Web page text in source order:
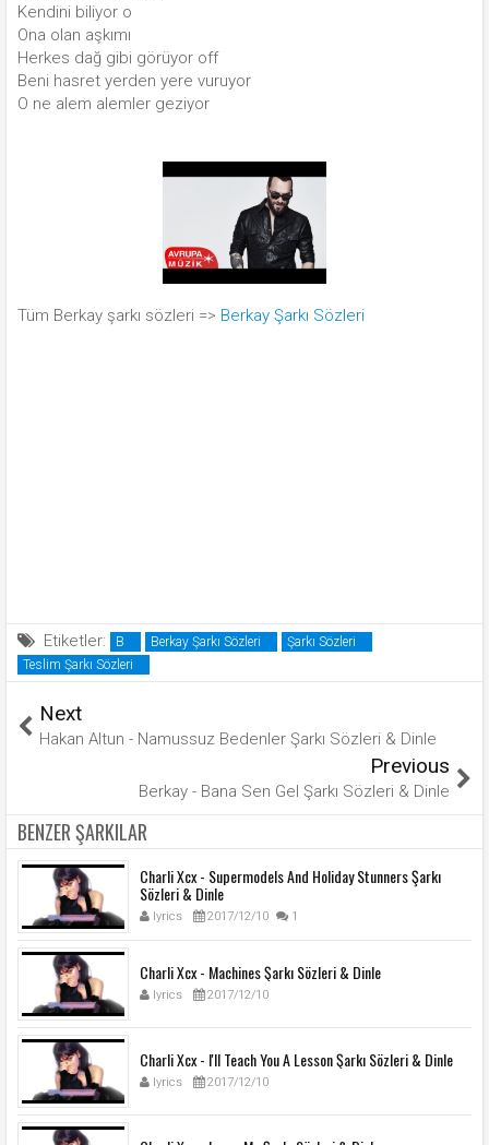
Kendini biliyor o
Ona olan aşkımı
Herkes dağ gibi görüyor off
Beni hasret yerden yere vuruyor
O ne alem alemler geziyor
Tüm Berkay şarkı sözleri => Berkay Şarkı Sözleri
Etiketler: B Berkay Şarkı Sözleri
Şarkı Sözleri
Teslim Şarkı Sözleri
Next
Hakan Altun - Namussuz Bedenler Şarkı Sözleri & Dinle
Previous
Berkay - Bana Sen Gel Şarkı Sözleri & Dinle
BENZER ŞARKILAR
Charli Xcx - Supermodels And Holiday Stunners Şarkı
Sözleri & Dinle
lyrics 2017/12/10 1
Charli Xcx - Machines Şarkı Sözleri & Dinle
lyrics 2017/12/10
Charli Xcx - I'll Teach You A Lesson Şarkı Sözleri & Dinle
lyrics 2017/12/10